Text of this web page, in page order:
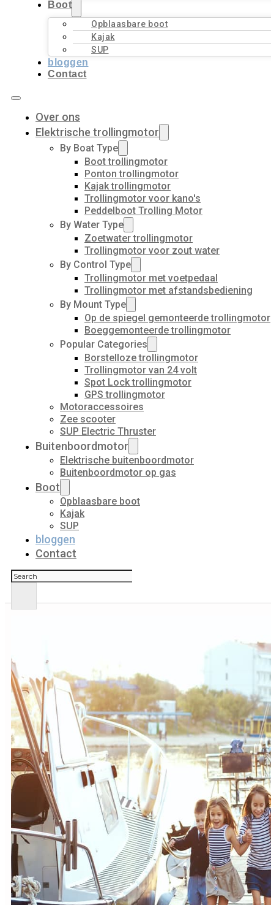
Boot
Opblaasbare boot
Kajak
SUP
bloggen
Contact
Over ons
Elektrische trollingmotor
By Boat Type
Boot trollingmotor
Ponton trollingmotor
Kajak trollingmotor
Trollingmotor voor kano's
Peddelboot Trolling Motor
By Water Type
Zoetwater trollingmotor
Trollingmotor voor zout water
By Control Type
Trollingmotor met voetpedaal
Trollingmotor met afstandsbediening
By Mount Type
Op de spiegel gemonteerde trollingmotor
Boeggemonteerde trollingmotor
Popular Categories
Borstelloze trollingmotor
Trollingmotor van 24 volt
Spot Lock trollingmotor
GPS trollingmotor
Motoraccessoires
Zee scooter
SUP Electric Thruster
Buitenboordmotor
Elektrische buitenboordmotor
Buitenboordmotor op gas
Boot
Opblaasbare boot
Kajak
SUP
bloggen
Contact
Zoeken